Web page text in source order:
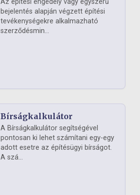
bejelentés alapján végzett építési
tevékenységekre alkalmazható
szerződésmin...
Bírságkalkulátor
A Bírságkalkulátor segítségével
pontosan ki lehet számítani egy-egy
adott esetre az építésügyi bírságot.
A szá...